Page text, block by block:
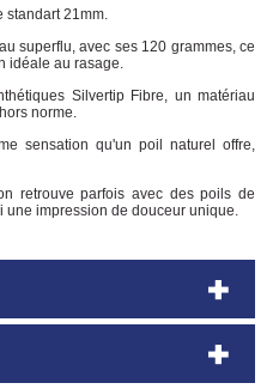
standart 21mm.
superflu, avec ses 120 grammes, ce
idéale au rasage.
Silvertip Fibre, un matériau
norme.
sensation qu'un poil naturel offre,
retrouve parfois avec des poils de
une impression de douceur unique.